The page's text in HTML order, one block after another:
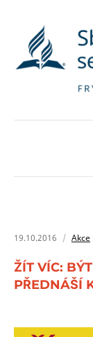
19.10.2016 Akce
ŽÍT VÍC:
PŘEDNÁŠÍ